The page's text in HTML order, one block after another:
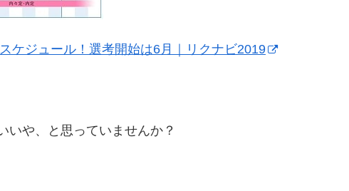
ケジュール！選考開始は6月｜リクナビ2019
いや、と思っていませんか？